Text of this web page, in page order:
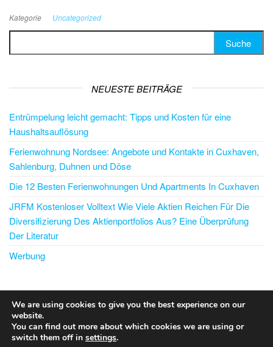
Kategorie Uncategorized
NEUESTE BEITRÄGE
Entrümpelung leicht gemacht: Tipps und Kosten für eine
Haushaltsauflösung
Ferienwohnung Nordsee: Angebote und Kontakte in Cuxhaven,
Sahlenburg, Duhnen und Döse
Die 12 Besten Ferienwohnungen Und Apartments In Cuxhaven
JRFM Kostenloser Volltext Wie Viele Aktien Reichen Für Die
Diversifizierung Des Aktienportfolios Aus? Eine Überprüfung
Der Literatur
Werbung
PARTNER/SPONSOREN
Kassenrollen
We are using cookies to give you the best experience on our
website.
You can find out more about which cookies we are using or
switch them off in settings.